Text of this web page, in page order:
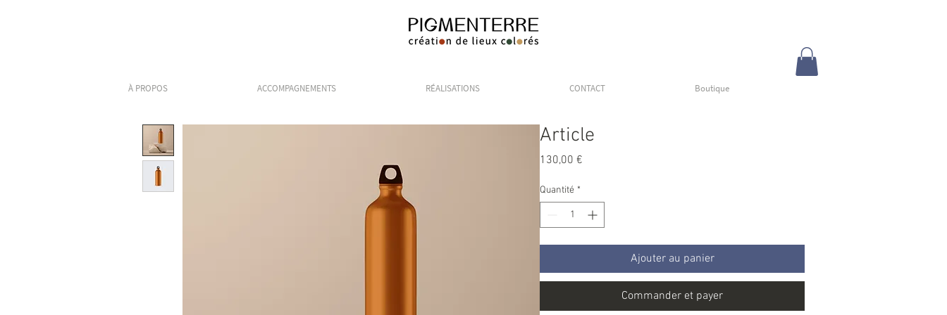
À PROPOS ACCOMPAGNEMENTS RÉALISATIONS CONTACT Boutique
Article
130,00 €
Quantité *
Ajouter au panier
Commander et payer